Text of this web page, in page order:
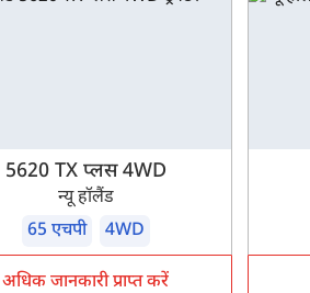
5620 TX प्लस 4WD
न्यू हॉलैंड
65 एचपी
4WD
अधिक जानकारी प्राप्त करें